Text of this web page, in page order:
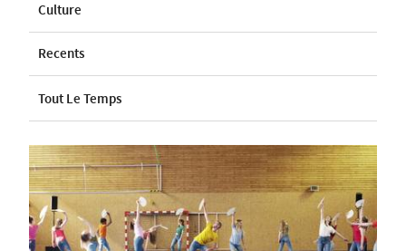
Culture
Recents
Tout Le Temps